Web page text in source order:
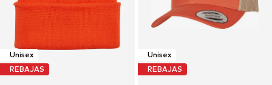
Unisex
REBAJAS
Unisex
REBAJAS